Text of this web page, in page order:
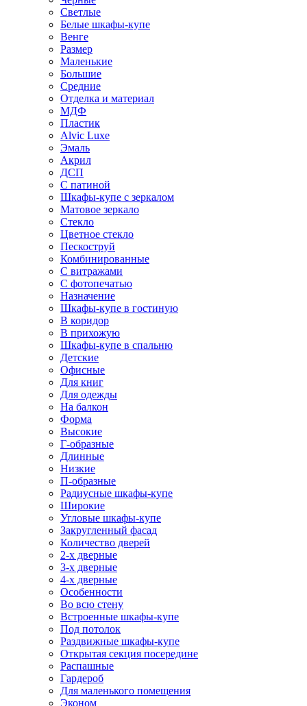
Светлые
Белые шкафы-купе
Венге
Размер
Маленькие
Большие
Средние
Отделка и материал
МДФ
Пластик
Alvic Luxe
Эмаль
Акрил
ДСП
С патиной
Шкафы-купе с зеркалом
Матовое зеркало
Стекло
Цветное стекло
Пескоструй
Комбинированные
С витражами
С фотопечатью
Назначение
Шкафы-купе в гостиную
В коридор
В прихожую
Шкафы-купе в спальню
Детские
Офисные
Для книг
Для одежды
На балкон
Форма
Высокие
Г-образные
Длинные
Низкие
П-образные
Радиусные шкафы-купе
Широкие
Угловые шкафы-купе
Закругленный фасад
Количество дверей
2-х дверные
3-х дверные
4-х дверные
Особенности
Во всю стену
Встроенные шкафы-купе
Под потолок
Раздвижные шкафы-купе
Открытая секция посередине
Распашные
Гардероб
Для маленького помещения
Эконом